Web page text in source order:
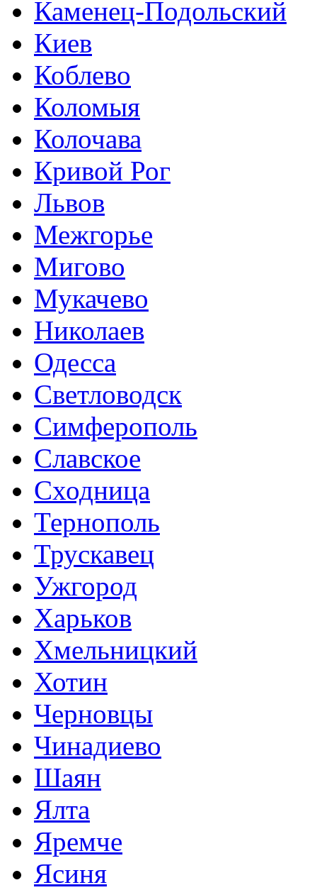
Каменец-Подольский
Киев
Коблево
Коломыя
Колочава
Кривой Рог
Львов
Межгорье
Мигово
Мукачево
Николаев
Одесса
Светловодск
Симферополь
Славское
Сходница
Тернополь
Трускавец
Ужгород
Харьков
Хмельницкий
Хотин
Черновцы
Чинадиево
Шаян
Ялта
Яремче
Ясиня